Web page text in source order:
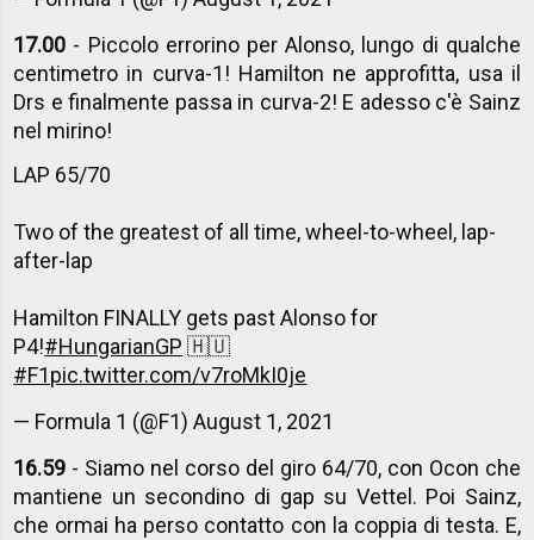
17.00 - Piccolo errorino per Alonso, lungo di qualche
centimetro in curva-1! Hamilton ne approfitta, usa il
Drs e finalmente passa in curva-2! E adesso c'è Sainz
nel mirino!
LAP 65/70
Two of the greatest of all time, wheel-to-wheel, lap-
after-lap
Hamilton FINALLY gets past Alonso for
P4!#HungarianGP 🇭🇺
#F1pic.twitter.com/v7roMkI0je
— Formula 1 (@F1)August 1, 2021
16.59 - Siamo nel corso del giro 64/70, con Ocon che
mantiene un secondino di gap su Vettel. Poi Sainz,
che ormai ha perso contatto con la coppia di testa. E,